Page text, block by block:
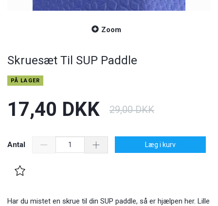
Zoom
Skruesæt Til SUP Paddle
PÅ LAGER
17,40 DKK 29,00 DKK
Antal Læg i kurv
Har du mistet en skrue til din SUP paddle, så er hjælpen her. Lille